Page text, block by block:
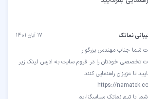
نماتک ۱۷ آبان ۱۴۰۱
تخصصی خودتان را در فروم سایت به ادرس لینک زیر